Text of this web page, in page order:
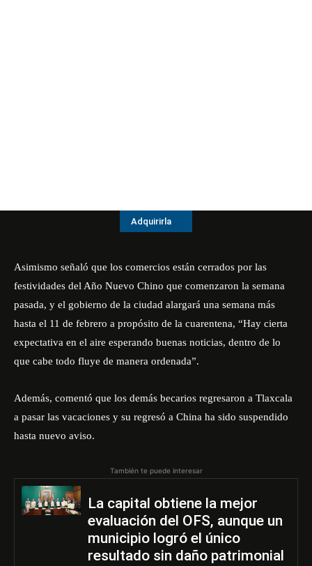
Adquirirla
Asimismo señaló que los comercios están cerrados por las
festividades del Año Nuevo Chino que comenzaron la semana
pasada, y el gobierno de la ciudad alargará una semana más
hasta el 11 de febrero a propósito de la cuarentena, “Hay cierta
expectativa en el aire esperando buenas noticias, dentro de lo
que cabe todo fluye de manera ordenada”.
Además, comentó que los demás becarios regresaron a Tlaxcala
a pasar las vacaciones y su regresó a China ha sido suspendido
hasta nuevo aviso.
También te puede interesar
La capital obtiene la mejor
evaluación del OFS, aunque un
municipio logró el único
resultado sin daño patrimonial